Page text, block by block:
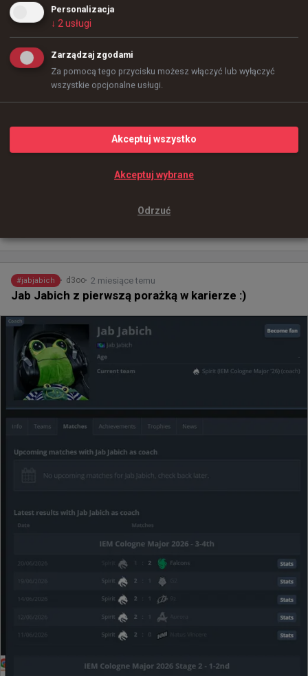
odpowiedzcie!
#jabjabich d3oo 2 miesiące temu
Jab Jabich z pierwszą porażką w karierze :)
Personalizacja
↓ 2usługi
Zarządzaj zgodami
Za pomocą tego przycisku możesz włączyć lub wyłączyć
wszystkie opcjonalne usługi.
Odrzuć
Akceptuj wybrane
Akceptuj wszystko